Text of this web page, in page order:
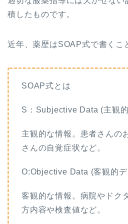
積したものです。
近年、薬歴はSOAP式で書くこ
SOAP式とは
S：Subjective Data (主観
主観的な情報。患者さんの
さんの自覚症状など。
O:Objective Data (客観的
客観的な情報。病院やドク
方内容や検査値など。